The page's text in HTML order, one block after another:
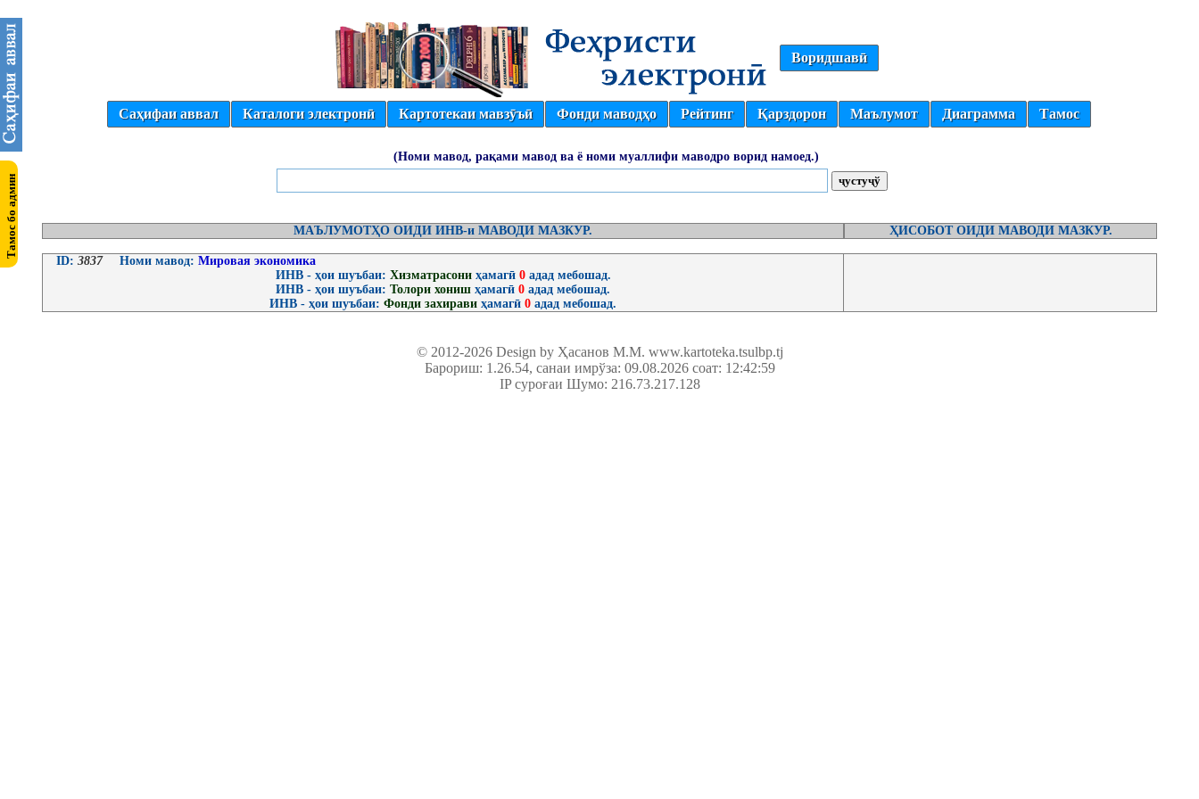
Воридшавӣ
Саҳифаи аввал Каталоги электронӣ Картотекаи мавзӯъӣ Фонди маводҳо Рейтинг Қарздорон Маълумот Диаграмма Тамос
(Номи мавод, рақами мавод ва ё номи муаллифи маводро ворид намоед.)
МАЪЛУМОТҲО ОИДИ ИНВ-и МАВОДИ МАЗКУР. ҲИСОБОТ ОИДИ МАВОДИ МАЗКУР.
ID: 3837 Номи мавод: Мировая экономика
ИНВ - ҳои шуъбаи: Хизматрасониҳамагӣ 0адад мебошад.
ИНВ - ҳои шуъбаи: Толори хониш ҳамагӣ 0 адад мебошад.
ИНВ - ҳои шуъбаи: Фонди захирави ҳамагӣ 0 адад мебошад.
© 2012-2026 Design by Ҳасанов М.М. www.kartoteka.tsulbp.tj
Барориш: 1.26.54, санаи имрўза: 09.08.2026 соат: 12:42:59
IP суроғаи Шумо: 216.73.217.128